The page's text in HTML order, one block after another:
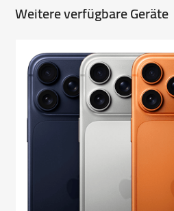
Weitere verfügbare Geräte
the
left
and
right
arrow
keys